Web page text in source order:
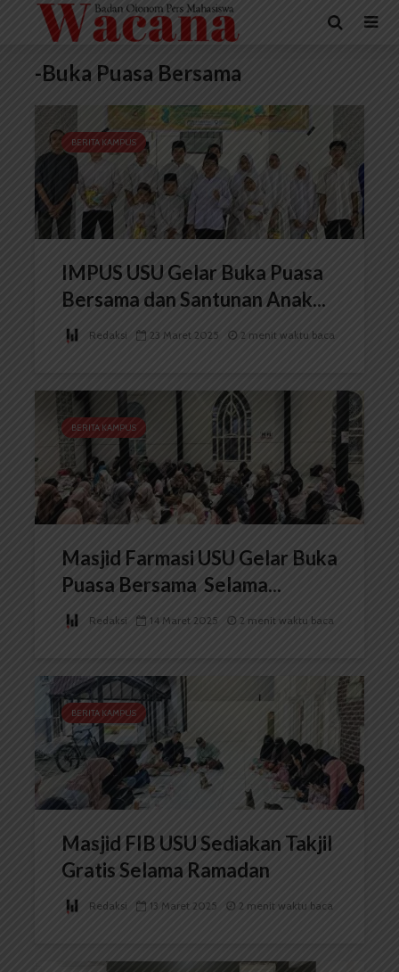
-Buka Puasa Bersama
BERITA KAMPUS
IMPUS USU Gelar Buka Puasa
Bersama dan Santunan Anak...
Redaksi 23 Maret 2025 2 menit waktu baca
BERITA KAMPUS
Masjid Farmasi USU Gelar Buka
Puasa Bersama Selama...
Redaksi 14 Maret 2025 2 menit waktu baca
BERITA KAMPUS
Masjid FIB USU Sediakan Takjil
Gratis Selama Ramadan
Redaksi 13 Maret 2025 2 menit waktu baca